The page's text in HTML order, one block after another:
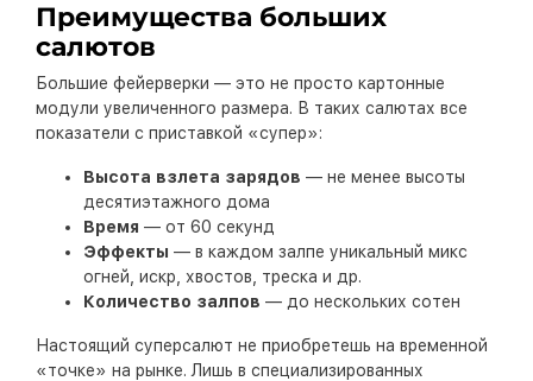
Преимущества больших
салютов
Большие фейерверки — это не просто картонные
модули увеличенного размера. В таких салютах все
показатели с приставкой «супер»:
Высота взлета зарядов — не менее высоты
десятиэтажного дома
Время — от 60 секунд
Эффекты — в каждом залпе уникальный микс
огней, искр, хвостов, треска и др.
Количество залпов — до нескольких сотен
Настоящий суперсалют не приобретешь на временной
«точке» на рынке. Лишь в специализированных